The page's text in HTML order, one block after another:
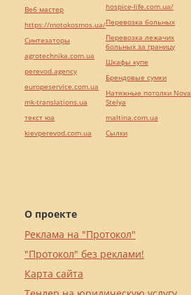
О проекте
Реклама на "Протокол"
"Протокол" без реклами!
Карта сайта
Веб мастер
https://motokosmos.ua/
Синтезаторы
agrotechnika.com.ua
perevod.agency
europeservice.com.ua
mk-translations.ua
текст юа
kievperevod.com.ua
hospice-life.com.ua/
Перевозка больных
Перевозка лежачих
больных за границу
Шкафы купе
Брендовые сумки
Натяжные потолки Nova
Stelya
maltina.com.ua
Cылки